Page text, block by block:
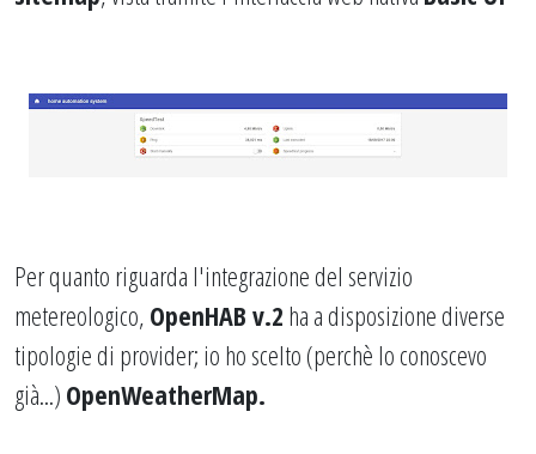
Per quanto riguarda l'integrazione del servizio
metereologico, OpenHAB v.2 ha a disposizione diverse
tipologie di provider; io ho scelto (perchè lo conoscevo
già...) OpenWeatherMap.